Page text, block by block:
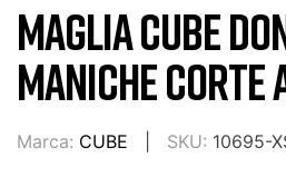
MAGLIA CUBE
MANICHE CORTE
Marca: CUBE SKU: 10695-